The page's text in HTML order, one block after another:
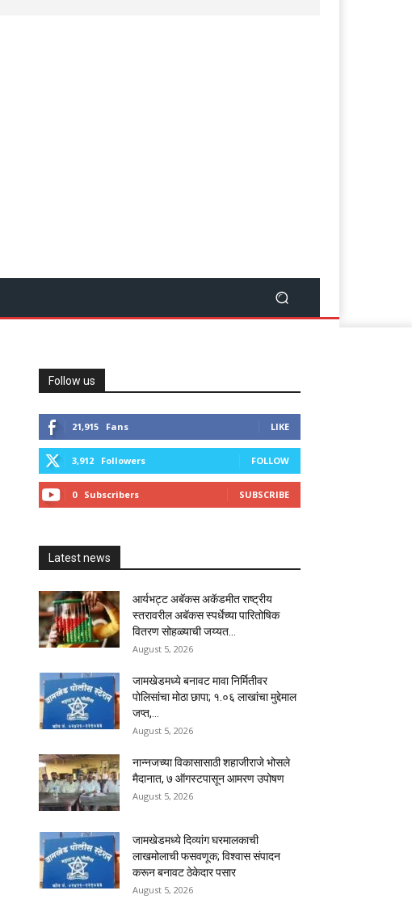
Follow us
21,915 Fans LIKE
3,912 Followers FOLLOW
0 Subscribers SUBSCRIBE
Latest news
आर्यभट्ट अबॅकस अकॅडमीत राष्ट्रीय
स्तरावरील अबॅकस स्पर्धेच्या पारितोषिक
वितरण सोहळ्याची जय्यत...
August 5, 2026
जामखेडमध्ये बनावट मावा निर्मितीवर
पोलिसांचा मोठा छापा; १.०६ लाखांचा मुद्देमाल
जप्त,...
August 5, 2026
नान्नजच्या विकासासाठी शहाजीराजे भोसले
मैदानात, ७ ऑगस्टपासून आमरण उपोषण
August 5, 2026
जामखेडमध्ये दिव्यांग घरमालकाची
लाखमोलाची फसवणूक; विश्वास संपादन
करून बनावट ठेकेदार पसार
August 5, 2026